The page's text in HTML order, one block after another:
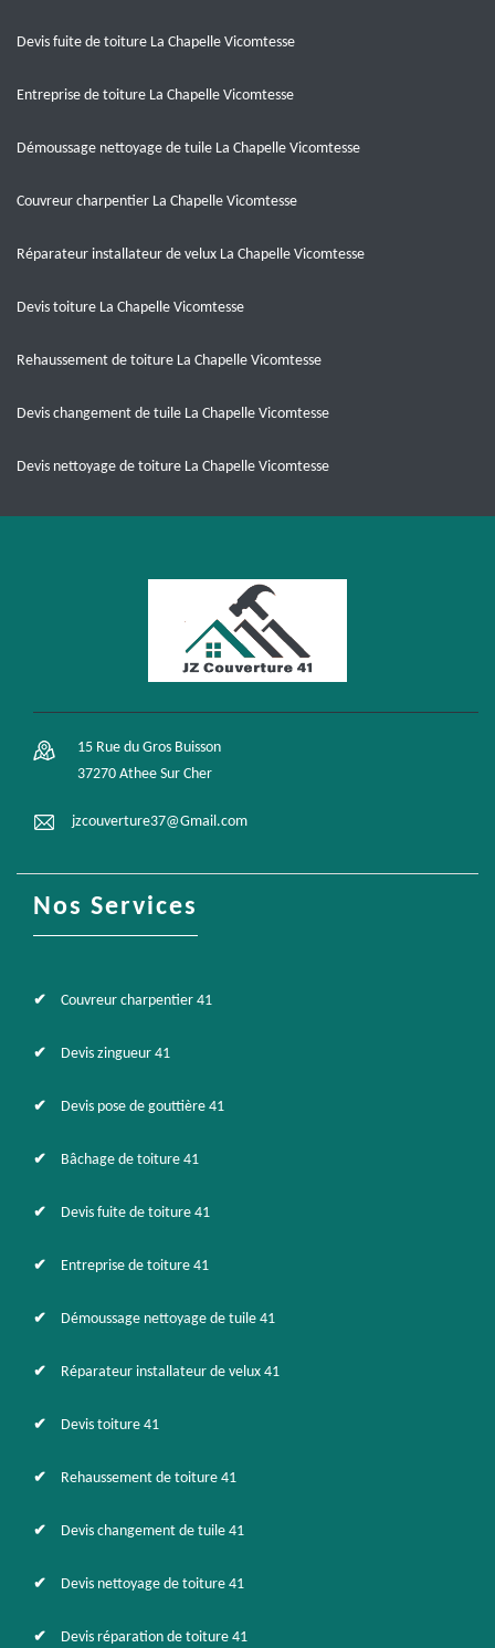
Devis fuite de toiture La Chapelle Vicomtesse
Entreprise de toiture La Chapelle Vicomtesse
Démoussage nettoyage de tuile La Chapelle Vicomtesse
Couvreur charpentier La Chapelle Vicomtesse
Réparateur installateur de velux La Chapelle Vicomtesse
Devis toiture La Chapelle Vicomtesse
Rehaussement de toiture La Chapelle Vicomtesse
Devis changement de tuile La Chapelle Vicomtesse
Devis nettoyage de toiture La Chapelle Vicomtesse
15 Rue du Gros Buisson
37270 Athee Sur Cher
jzcouverture37@Gmail.com
Nos Services
Couvreur charpentier 41
Devis zingueur 41
Devis pose de gouttière 41
Bâchage de toiture 41
Devis fuite de toiture 41
Entreprise de toiture 41
Démoussage nettoyage de tuile 41
Réparateur installateur de velux 41
Devis toiture 41
Rehaussement de toiture 41
Devis changement de tuile 41
Devis nettoyage de toiture 41
Devis réparation de toiture 41